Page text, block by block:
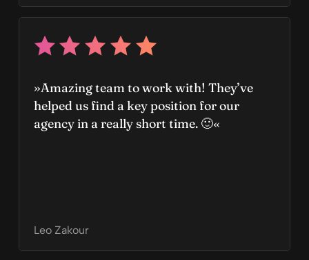
»Amazing team to work with! They’ve
helped us find a key position for our
agency in a really short time. 🙂«
Leo Zakour